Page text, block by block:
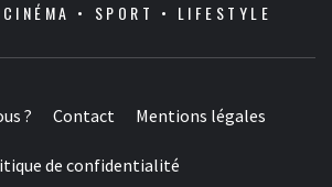
• SPORT • LIFESTYLE
? Contact Mentions légales
de confidentialité